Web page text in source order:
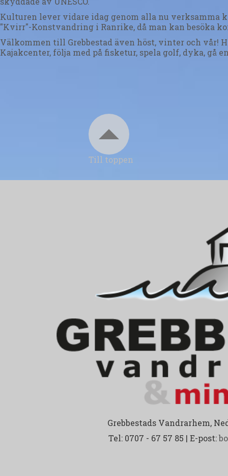
Kulturen lever vidare idag genom alla nu verksamma
"Kvirr"-Konstvandring i Ranrike, då man kan besöka
Välkommen till Grebbestad även höst, vinter och vår!
Kajakcenter, följa med på fisketur, spela golf, dyka, gå
Till toppen
Grebbestads Vandrarhem,
Tel: 0707 - 67 57 85 | E-post: